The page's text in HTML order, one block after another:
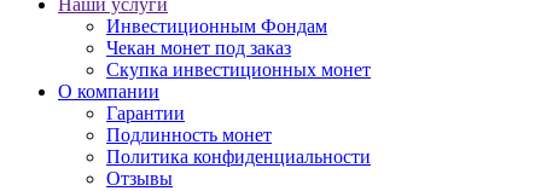
Наши услуги
Инвестиционным Фондам
Чекан монет под заказ
Скупка инвестиционных монет
О компании
Гарантии
Подлинность монет
Политика конфиденциальности
Отзывы